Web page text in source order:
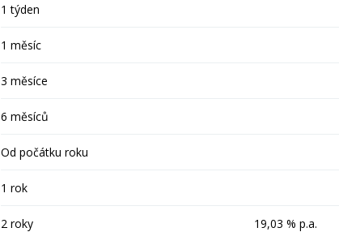
1 týden
1 měsíc
3 měsíce
6 měsíců
Od počátku roku
1 rok
2 roky 19,03 % p.a.